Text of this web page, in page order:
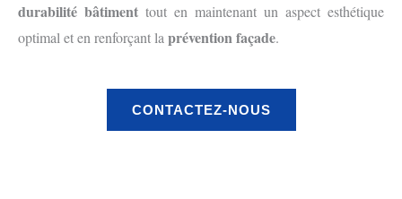
durabilité bâtiment tout en maintenant un aspect esthétique
optimal et en renforçant la prévention façade.
CONTACTEZ-NOUS